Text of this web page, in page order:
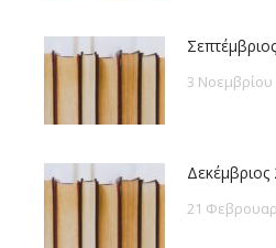
3 Νοεμβρίου
Δεκέμβριος
21